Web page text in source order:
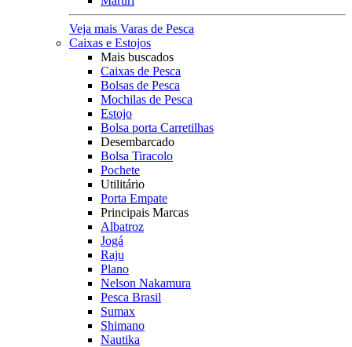
Veja mais Varas de Pesca
Caixas e Estojos
Mais buscados
Caixas de Pesca
Bolsas de Pesca
Mochilas de Pesca
Estojo
Bolsa porta Carretilhas
Desembarcado
Bolsa Tiracolo
Pochete
Utilitário
Porta Empate
Principais Marcas
Albatroz
Jogá
Raju
Plano
Nelson Nakamura
Pesca Brasil
Sumax
Shimano
Nautika